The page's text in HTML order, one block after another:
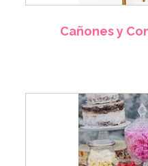
Cañones y